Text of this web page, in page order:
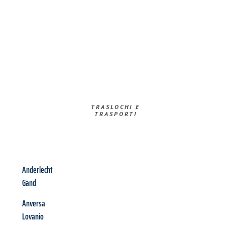
TRASLOCHI E
TRASPORTI​
Anderlecht
Gand
Anversa
Lovanio